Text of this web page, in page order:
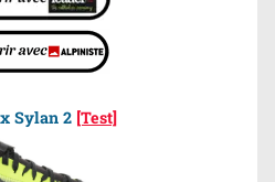
Sylan 2 [Test]